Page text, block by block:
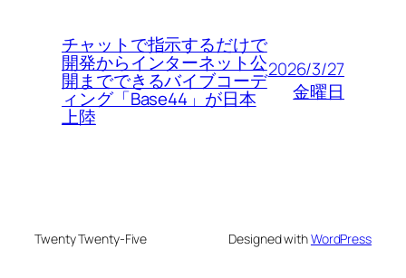
チャットで指示するだけで
開発からインターネット公
開までできるバイブコーデ
ィング「Base44」が日本
上陸
2026/3/27
金曜日
Twenty Twenty-Five Designed withWordPress